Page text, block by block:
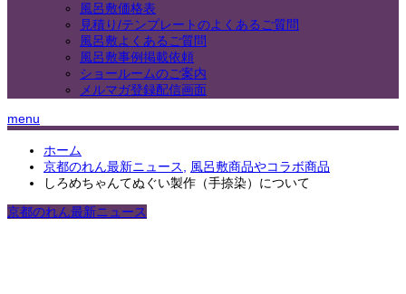
風呂敷価格表
見積り/テンプレートのよくあるご質問
風呂敷よくあるご質問
風呂敷事例掲載依頼
ショールームのご案内
メルマガ登録配信画面
menu
ホーム
京都のれん最新ニュース
風呂敷商品やコラボ商品
しろめちゃんてぬぐい製作（手捺染）について
京都のれん最新ニュース